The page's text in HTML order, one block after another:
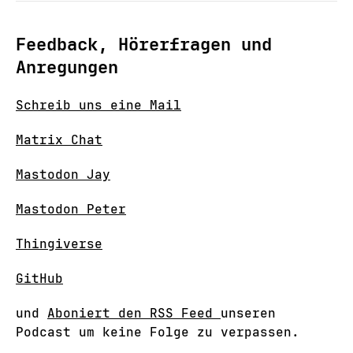
Feedback, Hörerfragen und
Anregungen
Schreib uns eine Mail
Matrix Chat
Mastodon Jay
Mastodon Peter
Thingiverse
GitHub
und Aboniert den RSS Feed unseren
Podcast um keine Folge zu verpassen.